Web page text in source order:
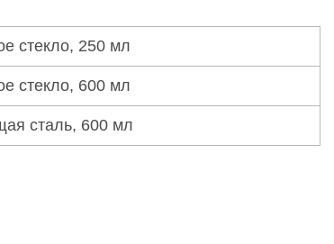
стекло, 250 мл
стекло, 600 мл
сталь, 600 мл